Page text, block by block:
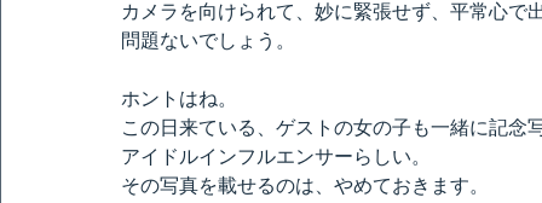
カメラを向けられて、妙に緊張せず、平常心で
問題ないでしょう。
ホントはね。
この日来ている、ゲストの女の子も一緒に記念
アイドルインフルエンサーらしい。
その写真を載せるのは、やめておきます。